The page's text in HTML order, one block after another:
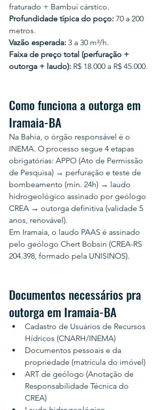
fraturado + Bambuí cárstico.
Profundidade típica do poço: 70 a 200
metros.
Vazão esperada: 3 a 30 m³/h.
Faixa de preço total (perfuração +
outorga + laudo): R$ 18.000 a R$ 45.000.
Como funciona a outorga em
Iramaia-BA
Na Bahia, o órgão responsável é o
INEMA. O processo segue 4 etapas
obrigatórias: APPO (Ato de Permissão
de Pesquisa) → perfuração e teste de
bombeamento (mín. 24h) → laudo
hidrogeológico assinado por geólogo
CREA → outorga definitiva (validade 5
anos, renovável).
Em Iramaia, o laudo PAAS é assinado
pelo geólogo Chert Bobsin (CREA-RS
204.398, formado pela UNISINOS).
Documentos necessários pra
outorga em Iramaia-BA
Cadastro de Usuários de Recursos
Hídricos (CNARH/INEMA)
Documentos pessoais e da
propriedade (matrícula do imóvel)
ART de geólogo (Anotação de
Responsabilidade Técnica do
CREA)